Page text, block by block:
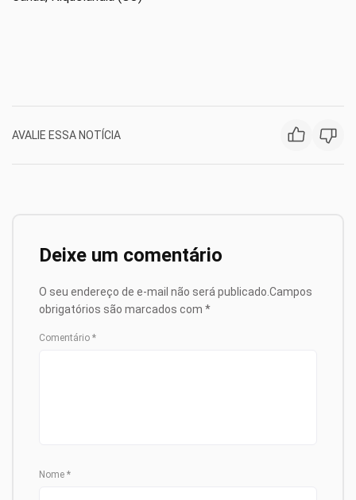
AVALIE ESSA NOTÍCIA
Deixe um comentário
O seu endereço de e-mail não será publicado.Campos
obrigatórios são marcados com *
Comentário *
Nome *